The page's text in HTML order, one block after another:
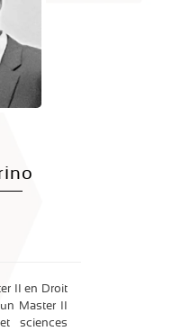
II en Droit
Master II
sciences